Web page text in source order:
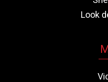
Look